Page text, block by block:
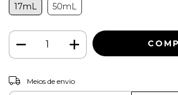
17mL 50mL
Entregas para o CEP:
Meios de envio